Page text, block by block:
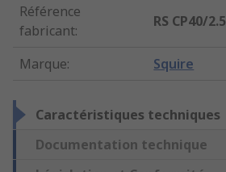
Référence
fabricant:
RS CP40/2.5
Marque: Squire
Caractéristiques techniques
Documentation technique